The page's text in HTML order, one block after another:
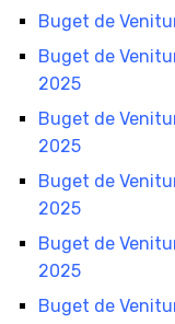
Buget de
Buget de
2025
Buget de
2025
Buget de
2025
Buget de
2025
Buget de